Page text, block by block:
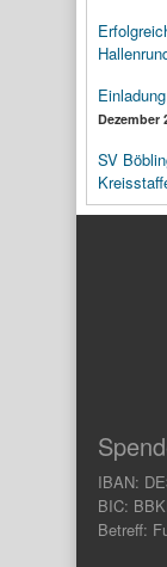
Dezember
SV
IBAN:
BIC:
Betreff: